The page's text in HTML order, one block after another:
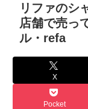
リファのシ
店舗で売っ
ル・refa
X
Pocket